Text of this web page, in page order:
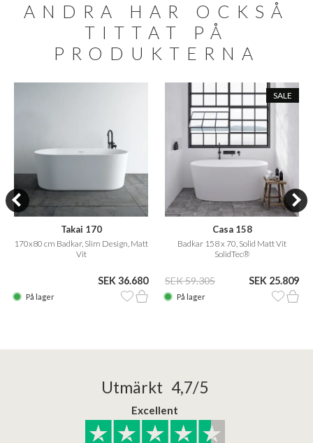
ANDRA HAR OCKSÅ
TITTAT PÅ
PRODUKTERNA
Takai 170
170x80 cm Badkar, Slim Design, Matt
Vit
SEK 36.680
På lager
SALE
Casa 158
Badkar 158 x 70, Solid Matt Vit
SolidTec®
SEK 59.305 SEK 25.809
På lager
Utmärkt 4,7/5
Excellent